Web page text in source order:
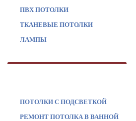
ПВХ ПОТОЛКИ
ТКАНЕВЫЕ ПОТОЛКИ
ЛАМПЫ
ПОТОЛКИ С ПОДСВЕТКОЙ
РЕМОНТ ПОТОЛКА В ВАННОЙ